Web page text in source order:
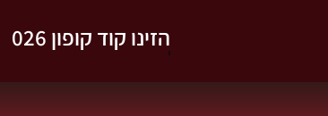
וקבלו 10% הנחה.